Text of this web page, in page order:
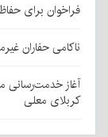
فراخوان برای
ناکامی حفاران
آغاز خدمت‌رسانی
کربلای معلی